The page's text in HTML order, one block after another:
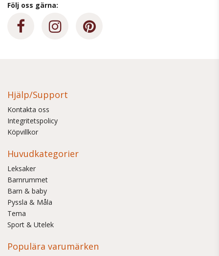
Följ oss gärna:
Hjälp/Support
Kontakta oss
Integritetspolicy
Köpvillkor
Huvudkategorier
Leksaker
Barnrummet
Barn & baby
Pyssla & Måla
Tema
Sport & Utelek
Populära varumärken